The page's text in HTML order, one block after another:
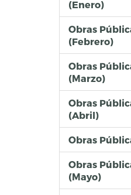
(Enero)
Obras
(Febrero)
Obras
(Marzo)
Obras
(Abril)
Obras
Obras
(Mayo)